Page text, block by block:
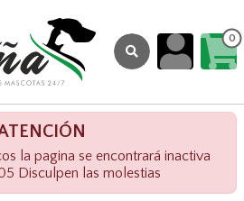
0
la pagina se encontrará inactiva
Disculpen las molestias